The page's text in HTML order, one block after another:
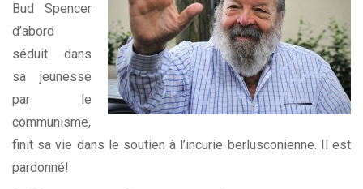
Bud Spencer
d’abord
séduit dans
sa jeunesse
par le
communisme,
finit sa vie dans le soutien à l’incurie berlusconienne. Il est
pardonné!